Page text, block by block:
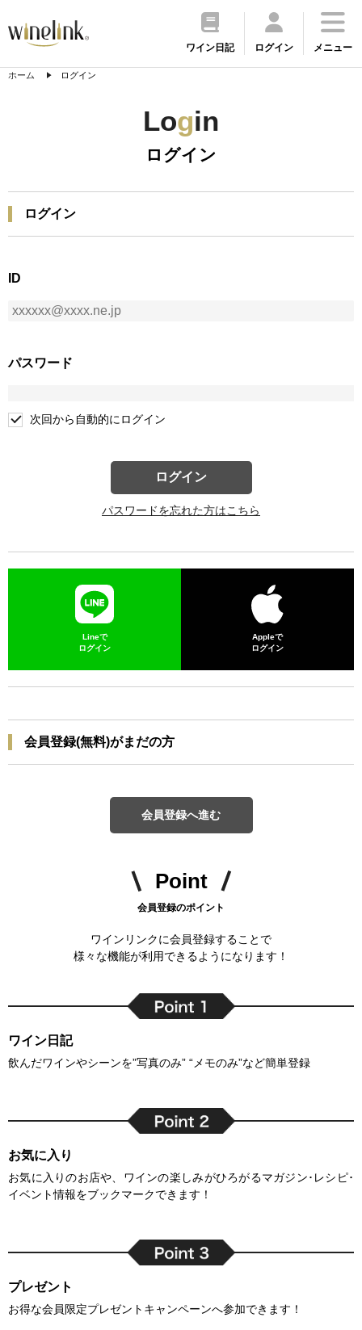
ワイン日記 ログイン メニュー
ホーム ログイン
Login
ログイン
ログイン
ID
パスワード
次回から自動的にログイン
ログイン
パスワードを忘れた方はこちら
Lineで
ログイン
Appleで
ログイン
会員登録(無料)がまだの方
会員登録へ進む
Point
会員登録のポイント
ワインリンクに会員登録することで
様々な機能が利用できるようになります！
ワイン日記
飲んだワインやシーンを”写真のみ” “メモのみ”など簡単登録
お気に入り
お気に入りのお店や、ワインの楽しみがひろがるマガジン･レシピ･
イベント情報をブックマークできます！
プレゼント
お得な会員限定プレゼントキャンペーンへ参加できます！